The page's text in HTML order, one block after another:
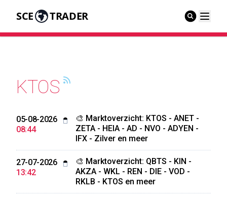
SCE TRADER
KTOS
05-08-2026
08:44
🎨 Marktoverzicht: KTOS - ANET -
ZETA - HEIA - AD - NVO - ADYEN -
IFX - Zilver en meer
27-07-2026
13:42
🎨 Marktoverzicht: QBTS - KIN -
AKZA - WKL - REN - DIE - VOD -
RKLB - KTOS en meer